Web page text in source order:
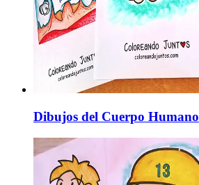
Dibujos del Cuerpo Humano